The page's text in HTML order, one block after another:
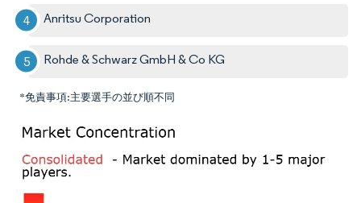
Anritsu Corporation
Rohde & Schwarz GmbH & Co KG
*免責事項:主要選手の並び順不同